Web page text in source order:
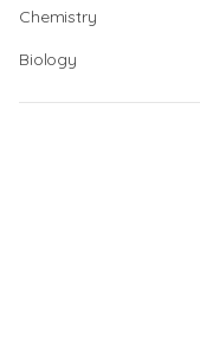
Chemistry
Biology